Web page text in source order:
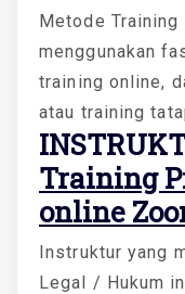
Metode
menggunakan
training online,
atau training
Training
online
Instruktur yang
Legal / Hukum